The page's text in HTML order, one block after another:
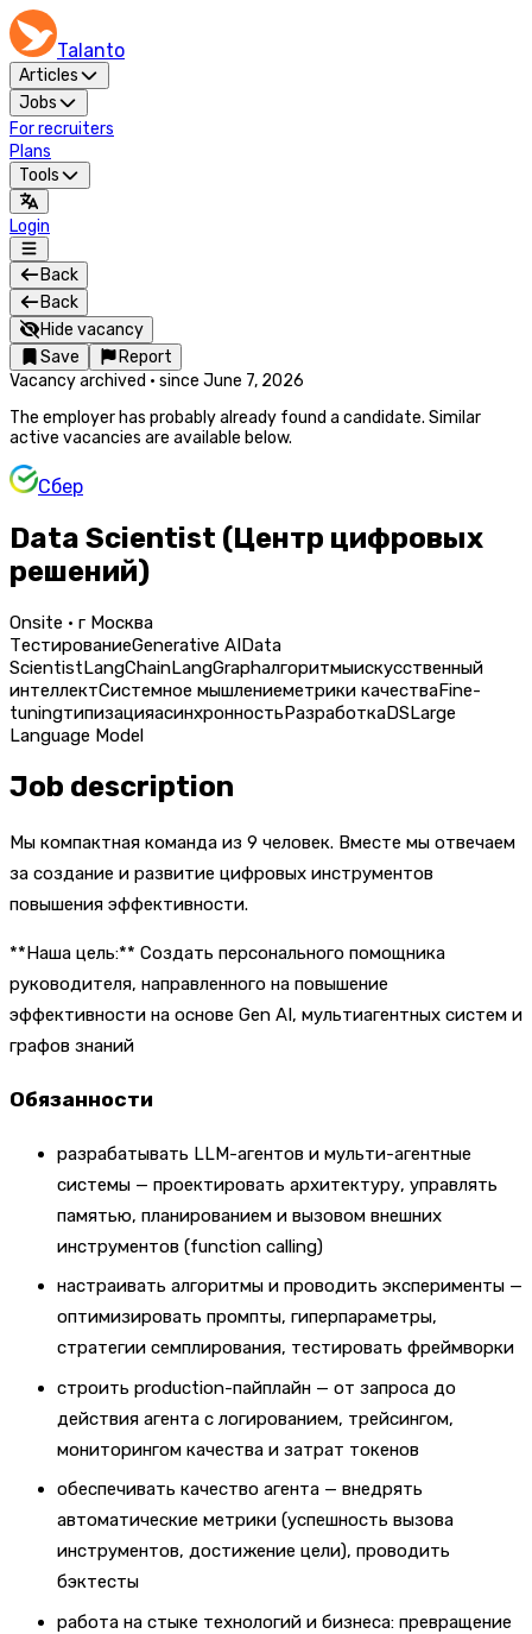
Talanto
Articles
Jobs
For recruiters
Plans
Tools
Login
Back
Back
Hide vacancy
Save
Report
Vacancy archived · since June 7, 2026
The employer has probably already found a candidate. Similar
active vacancies are available below.
Сбер
Data Scientist (Центр цифровых
решений)
Onsite · г Москва
ТестированиеGenerative AIData
ScientistLangChainLangGraphалгоритмыискусственный
интеллектСистемное мышлениеметрики качестваFine-
tuningтипизацияасинхронностьРазработкаDSLarge
Language Model
Job description
Мы компактная команда из 9 человек. Вместе мы отвечаем
за создание и развитие цифровых инструментов
повышения эффективности.
**Наша цель:** Создать персонального помощника
руководителя, направленного на повышение
эффективности на основе Gen AI, мультиагентных систем и
графов знаний
Обязанности
разрабатывать LLM-агентов и мульти-агентные
системы — проектировать архитектуру, управлять
памятью, планированием и вызовом внешних
инструментов (function calling)
настраивать алгоритмы и проводить эксперименты —
оптимизировать промпты, гиперпараметры,
стратегии семплирования, тестировать фреймворки
строить production-пайплайн — от запроса до
действия агента с логированием, трейсингом,
мониторингом качества и затрат токенов
обеспечивать качество агента — внедрять
автоматические метрики (успешность вызова
инструментов, достижение цели), проводить
бэктесты
работа на стыке технологий и бизнеса: превращение